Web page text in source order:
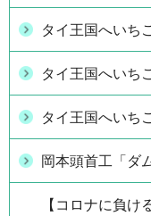
タイ王国へいち
タイ王国へいち
タイ王国へいち
岡本頭首工「ダ
【コロナに負け